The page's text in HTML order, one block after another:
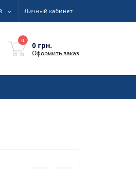
Личный кабинет
0
0 грн.
Оформить заказ